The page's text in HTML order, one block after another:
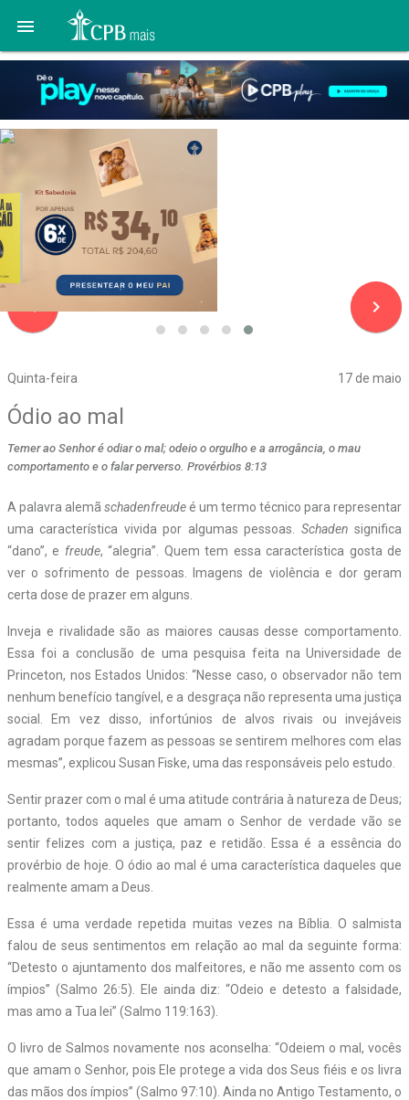

Quinta-feira 17 de maio
navigate_before
Ódio ao mal
Temer ao Senhor é odiar o mal; odeio o orgulho e a arrogância, o mau
comportamento e o falar perverso. Provérbios 8:13
A palavra alemã schadenfreudeé um termo técnico para representar
uma característica vivida por algumas pessoas. Schaden significa
“dano”, e freude, “alegria”. Quem tem essa característica gosta de
ver o sofrimento de pessoas. Imagens de violência e dor geram
certa dose de prazer em alguns.
Inveja e rivalidade são as maiores causas desse comportamento.
Essa foi a conclusão de uma pesquisa feita na Universidade de
Princeton, nos Estados Unidos: “Nesse caso, o observador não tem
nenhum benefício tangível, e a desgraça não representa uma justiça
social. Em vez disso, infortúnios de alvos rivais ou invejáveis
agradam porque fazem as pessoas se sentirem melhores com elas
mesmas”, explicou Susan Fiske, uma das responsáveis pelo estudo.
Sentir prazer com o mal é uma atitude contrária à natureza de Deus;
portanto, todos aqueles que amam o Senhor de verdade vão se
sentir felizes com a justiça, paz e retidão. Essa é a essência do
provérbio de hoje. O ódio ao mal é uma característica daqueles que
realmente amam a Deus.
Essa é uma verdade repetida muitas vezes na Bíblia. O salmista
falou de seus sentimentos em relação ao mal da seguinte forma:
“Detesto o ajuntamento dos malfeitores, e não me assento com os
ímpios” (Salmo 26:5). Ele ainda diz: “Odeio e detesto a falsidade,
mas amo a Tua lei” (Salmo 119:163).
O livro de Salmos novamente nos aconselha: “Odeiem o mal, vocês
que amam o Senhor, pois Ele protege a vida dos Seus fiéis e os livra
das mãos dos ímpios” (Salmo 97:10). Ainda no Antigo Testamento, o
navigate_next